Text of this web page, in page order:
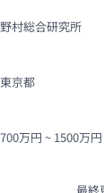
野村総合研究所
東京都
700万円 ~ 1500万円
最終